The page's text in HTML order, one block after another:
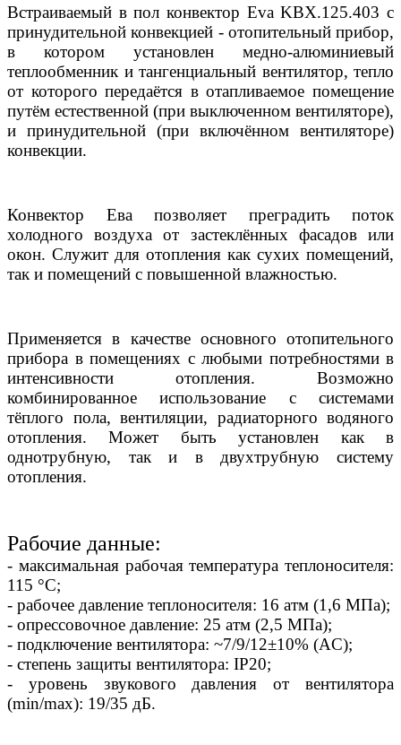
Встраиваемый в пол конвектор Eva KBX.125.403 с
принудительной конвекцией - отопительный прибор,
в котором установлен медно-алюминиевый
теплообменник и тангенциальный вентилятор, тепло
от которого передаётся в отапливаемое помещение
путём естественной (при выключенном вентиляторе),
и принудительной (при включённом вентиляторе)
конвекции.
Конвектор Ева позволяет преградить поток
холодного воздуха от застеклённых фасадов или
окон. Служит для отопления как сухих помещений,
так и помещений с повышенной влажностью.
Применяется в качестве основного отопительного
прибора в помещениях с любыми потребностями в
интенсивности отопления. Возможно
комбинированное использование с системами
тёплого пола, вентиляции, радиаторного водяного
отопления. Может быть установлен как в
однотрубную, так и в двухтрубную систему
отопления.
Рабочие данные:
- максимальная рабочая температура теплоносителя:
115 °С;
- рабочее давление теплоносителя: 16 атм (1,6 МПа);
- опрессовочное давление: 25 атм (2,5 МПа);
- подключение вентилятора: ~7/9/12±10% (AC);
- степень защиты вентилятора: IP20;
- уровень звукового давления от вентилятора
(min/max): 19/35 дБ.